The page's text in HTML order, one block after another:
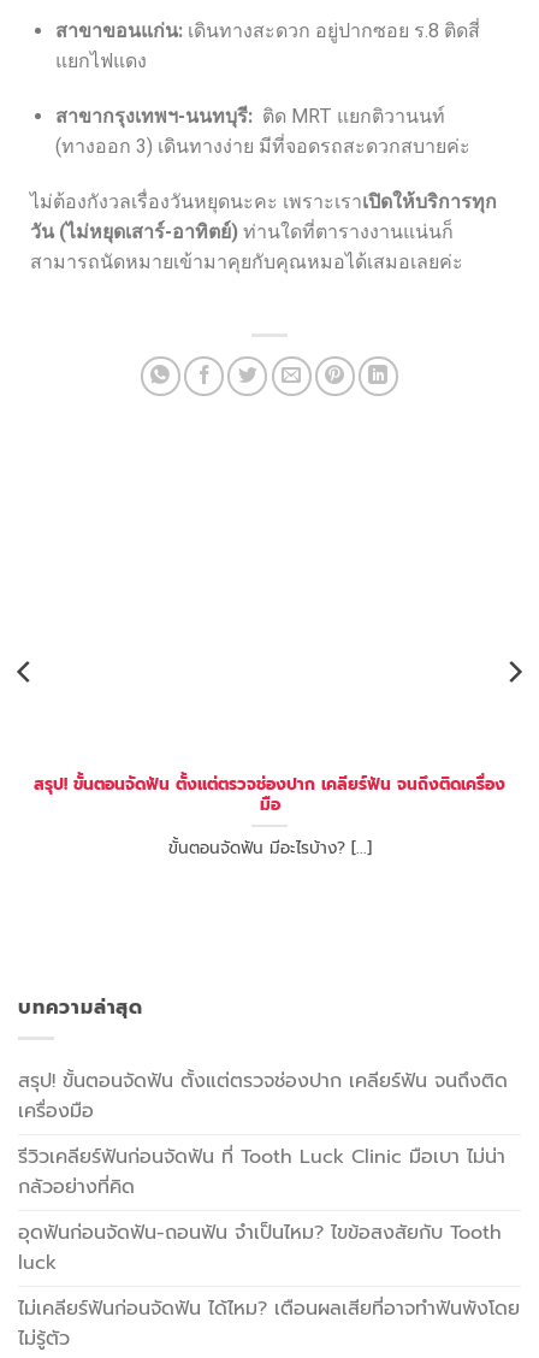
สาขาขอนแก่น:เดินทางสะดวก อยู่ปากซอย ร.8 ติดสี่
แยกไฟแดง
สาขากรุงเทพฯ-นนทบุรี:ติด MRT แยกติวานนท์
(ทางออก 3) เดินทางง่าย มีที่จอดรถสะดวกสบายค่ะ
ไม่ต้องกังวลเรื่องวันหยุดนะคะ เพราะเราเปิดให้บริการทุก
วัน (ไม่หยุดเสาร์-อาทิตย์) ท่านใดที่ตารางงานแน่นก็
สามารถนัดหมายเข้ามาคุยกับคุณหมอได้เสมอเลยค่ะ
สรุป! ขั้นตอนจัดฟัน ตั้งแต่ตรวจช่องปาก เคลียร์ฟัน จนถึงติดเครื่อง
มือ
ขั้นตอนจัดฟัน มีอะไรบ้าง? [...]
บทความล่าสุด
สรุป! ขั้นตอนจัดฟัน ตั้งแต่ตรวจช่องปาก เคลียร์ฟัน จนถึงติด
เครื่องมือ
รีวิวเคลียร์ฟันก่อนจัดฟัน ที่ Tooth Luck Clinic มือเบา ไม่น่า
กลัวอย่างที่คิด
อุดฟันก่อนจัดฟัน-ถอนฟัน จำเป็นไหม? ไขข้อสงสัยกับ Tooth
luck
ไม่เคลียร์ฟันก่อนจัดฟัน ได้ไหม? เตือนผลเสียที่อาจทำฟันพังโดย
ไม่รู้ตัว